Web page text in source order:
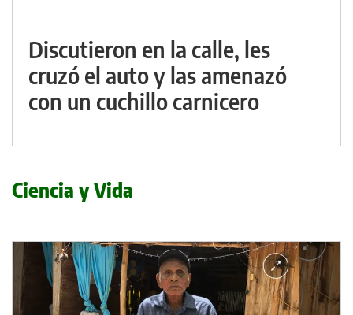
Discutieron en la calle, les
cruzó el auto y las amenazó
con un cuchillo carnicero
Ciencia y Vida